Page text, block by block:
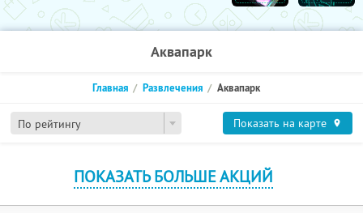
Аквапарк
По рейтингу
Главная Развлечения Аквапарк
Показать на карте
ПОКАЗАТЬ БОЛЬШЕ АКЦИЙ